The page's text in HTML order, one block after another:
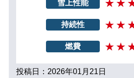
雪上性能
持続性
燃費
投稿日：2026年01月21日